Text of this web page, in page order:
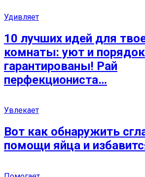
Удивляет
10 лучших идей для
комнаты: уют и порядок
гарантированы! Рай
перфекциониста…
Увлекает
Вот как обнаружить
помощи яйца и